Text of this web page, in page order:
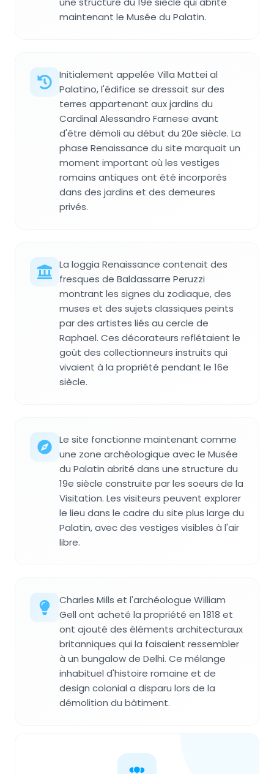
maintenant le Musée du Palatin.
Initialement appelée Villa Mattei al
Palatino, l'édifice se dressait sur des
terres appartenant aux jardins du
Cardinal Alessandro Farnese avant
d'être démoli au début du 20e siècle. La
phase Renaissance du site marquait un
moment important où les vestiges
romains antiques ont été incorporés
dans des jardins et des demeures
privés.
La loggia Renaissance contenait des
fresques de Baldassarre Peruzzi
montrant les signes du zodiaque, des
muses et des sujets classiques peints
par des artistes liés au cercle de
Raphael. Ces décorateurs reflétaient le
goût des collectionneurs instruits qui
vivaient à la propriété pendant le 16e
siècle.
Le site fonctionne maintenant comme
une zone archéologique avec le Musée
du Palatin abrité dans une structure du
19e siècle construite par les soeurs de la
Visitation. Les visiteurs peuvent explorer
le lieu dans le cadre du site plus large du
Palatin, avec des vestiges visibles à l'air
libre.
Charles Mills et l'archéologue William
Gell ont acheté la propriété en 1818 et
ont ajouté des éléments architecturaux
britanniques qui la faisaient ressembler
à un bungalow de Delhi. Ce mélange
inhabituel d'histoire romaine et de
design colonial a disparu lors de la
démolition du bâtiment.